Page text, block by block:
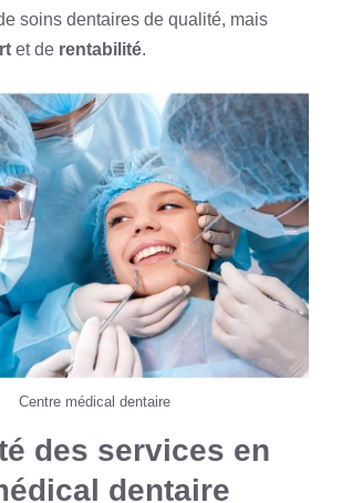
soins dentaires de qualité, mais
et de rentabilité.
Centre médical dentaire
des services en
dentaire